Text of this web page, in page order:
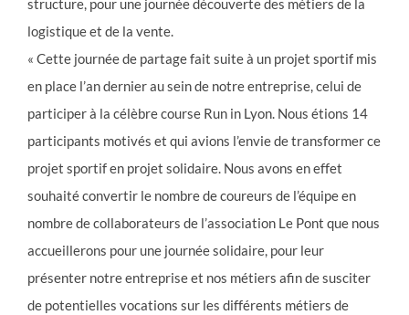
structure, pour une journée découverte des métiers de la
logistique et de la vente.
« Cette journée de partage fait suite à un projet sportif mis
en place l’an dernier au sein de notre entreprise, celui de
participer à la célèbre course Run in Lyon. Nous étions 14
participants motivés et qui avions l’envie de transformer ce
projet sportif en projet solidaire. Nous avons en effet
souhaité convertir le nombre de coureurs de l’équipe en
nombre de collaborateurs de l’association Le Pont que nous
accueillerons pour une journée solidaire, pour leur
présenter notre entreprise et nos métiers afin de susciter
de potentielles vocations sur les différents métiers de